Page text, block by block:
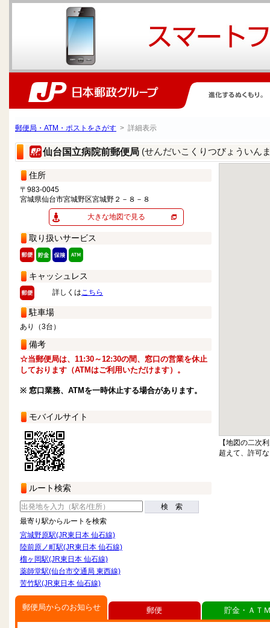
郵便局・ATM・ポストをさがす > 詳細表示
仙台国立病院前郵便局 (せんだいこくりつびょういん
住所
〒983-0045
宮城県仙台市宮城野区宮城野２－８－８
大きな地図で見る
取り扱いサービス
キャッシュレス
詳しくはこちら
駐車場
あり（3台）
備考
☆当郵便局は、11:30～12:30の間、窓口の営業を休止
しております（ATMはご利用いただけます）。
※ 窓口業務、ATMを一時休止する場合があります。
モバイルサイト
ルート検索
検 索
最寄り駅からルートを検索
宮城野原駅(JR東日本 仙石線)
陸前原ノ町駅(JR東日本 仙石線)
榴ヶ岡駅(JR東日本 仙石線)
薬師堂駅(仙台市交通局 東西線)
苦竹駅(JR東日本 仙石線)
【地図の二次
超えて、許可
郵便局からのお知らせ 郵便 貯金・ＡＴ